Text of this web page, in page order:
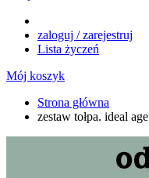
zaloguj / zarejestruj
Lista życzeń
Mój koszyk
Strona główna
zestaw tołpa. ideal age